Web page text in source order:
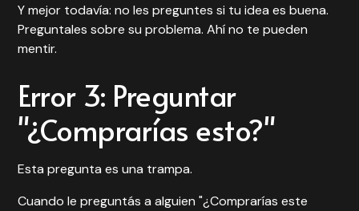
Y mejor todavía: no les preguntes si tu idea es buena.
Preguntales sobre su problema. Ahí no te pueden
mentir.
Error 3: Preguntar
"¿Comprarías esto?"
Esta pregunta es una trampa.
Cuando le preguntás a alguien "¿Comprarías este